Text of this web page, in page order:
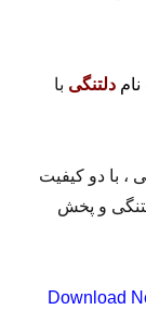
نامدلتنگی با
، با دو کیفیت
دلتنگی و پخش
Download